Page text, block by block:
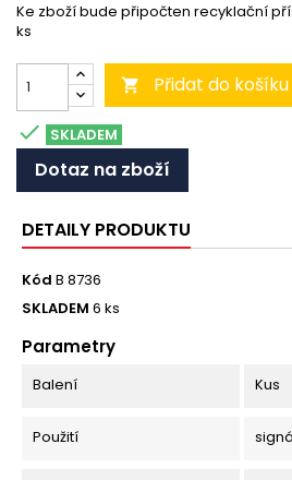
Ke zboží bude připočten recyklační
ks
 Přidat do košíku
 SKLADEM
Dotaz na zboží
DETAILY PRODUKTU
Kód B 8736
SKLADEM 6 ks
Parametry
Balení Kus
Použití